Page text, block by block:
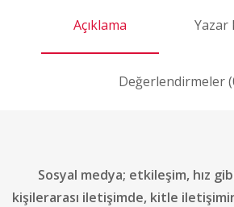
Açıklama Yazar
Değerlendirmeler
Sosyal medya; etkileşim, hız
kişilerarası iletişimde, kitle